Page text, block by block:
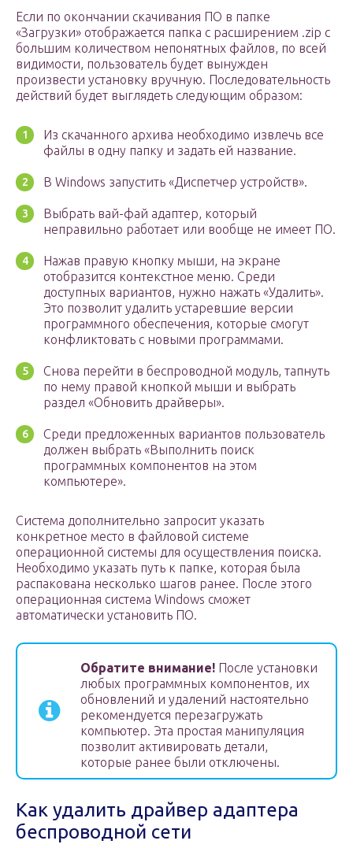
Если по окончании скачивания ПО в папке
«Загрузки» отображается папка с расширением .zip с
большим количеством непонятных файлов, по всей
видимости, пользователь будет вынужден
произвести установку вручную. Последовательность
действий будет выглядеть следующим образом:
Из скачанного архива необходимо извлечь все
файлы в одну папку и задать ей название.
В Windows запустить «Диспетчер устройств».
Выбрать вай-фай адаптер, который
неправильно работает или вообще не имеет ПО.
Нажав правую кнопку мыши, на экране
отобразится контекстное меню. Среди
доступных вариантов, нужно нажать «Удалить».
Это позволит удалить устаревшие версии
программного обеспечения, которые смогут
конфликтовать с новыми программами.
Снова перейти в беспроводной модуль, тапнуть
по нему правой кнопкой мыши и выбрать
раздел «Обновить драйверы».
Среди предложенных вариантов пользователь
должен выбрать «Выполнить поиск
программных компонентов на этом
компьютере».
Система дополнительно запросит указать
конкретное место в файловой системе
операционной системы для осуществления поиска.
Необходимо указать путь к папке, которая была
распакована несколько шагов ранее. После этого
операционная система Windows сможет
автоматически установить ПО.
Обратите внимание! После установки
любых программных компонентов, их
обновлений и удалений настоятельно
рекомендуется перезагружать
компьютер. Эта простая манипуляция
позволит активировать детали,
которые ранее были отключены.
Как удалить драйвер адаптера
беспроводной сети